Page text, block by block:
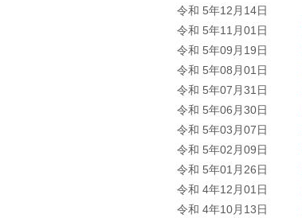
令和 5年12月14日
令和 5年11月01日
令和 5年09月19日
令和 5年08月01日
令和 5年07月31日
令和 5年06月30日
令和 5年03月07日
令和 5年02月09日
令和 5年01月26日
令和 4年12月01日
令和 4年10月13日